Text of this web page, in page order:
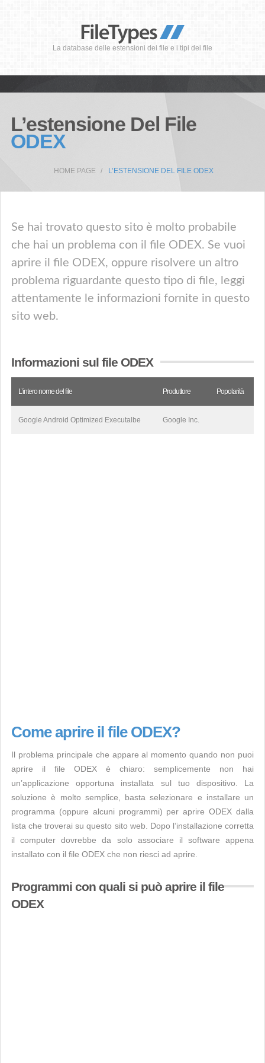
La database delle estensioni dei file e i tipi dei file
L’estensione Del File
ODEX
HOME PAGE L’ESTENSIONE DEL FILE ODEX
Se hai trovato questo sito è molto probabile
che hai un problema con il file ODEX. Se vuoi
aprire il file ODEX, oppure risolvere un altro
problema riguardante questo tipo di file, leggi
attentamente le informazioni fornite in questo
sito web.
Informazioni sul file ODEX
L’intero nome del file Produttore Popolarità
Google Android Optimized Executalbe Google Inc.
Come aprire il file ODEX?
Il problema principale che appare al momento quando non puoi
aprire il file ODEX è chiaro: semplicemente non hai
un’applicazione opportuna installata sul tuo dispositivo. La
soluzione è molto semplice, basta selezionare e installare un
programma (oppure alcuni programmi) per aprire ODEX dalla
lista che troverai su questo sito web. Dopo l’installazione corretta
il computer dovrebbe da solo associare il software appena
installato con il file ODEX che non riesci ad aprire.
Programmi con quali si può aprire il file
ODEX